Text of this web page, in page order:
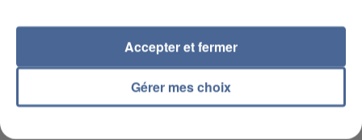
UN SECOND CADRE DE LA DZ MAFIA
Gérer mes choix
Accepter et fermer